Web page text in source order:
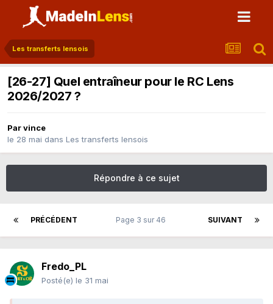
Les transferts lensois
[26-27] Quel entraîneur pour le RC Lens
2026/2027 ?
Parvince
le 28 mai dans Les transferts lensois
Répondre à ce sujet
PRÉCÉDENT SUIVANT
Page 3 sur 46
Fredo_PL
Posté(e) le 31 mai